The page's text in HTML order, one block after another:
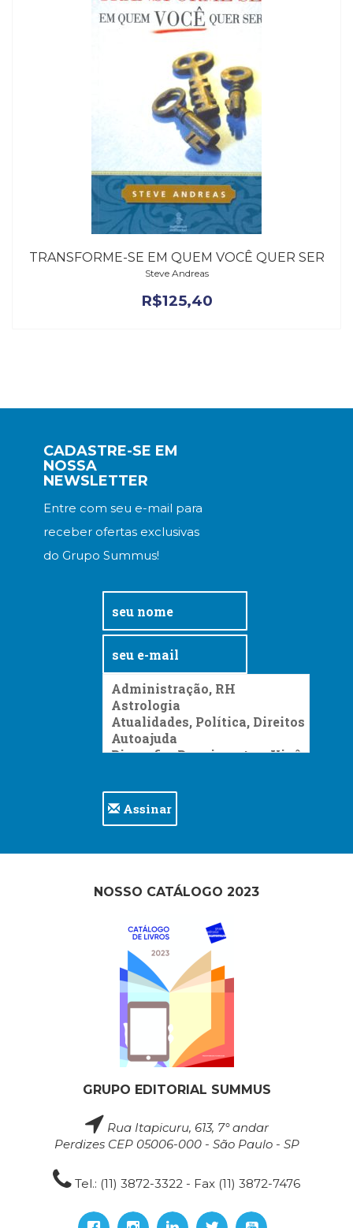
TRANSFORME-SE EM QUEM VOCÊ QUER SER
Steve Andreas
R$125,40
CADASTRE-SE EM
NOSSA
NEWSLETTER
Entre com seu e-mail para
receber ofertas exclusivas
do Grupo Summus!
Assinar
NOSSO CATÁLOGO 2023
GRUPO EDITORIAL SUMMUS
Rua Itapicuru, 613, 7° andar
Perdizes CEP 05006-000 - São Paulo - SP
Tel.: (11) 3872-3322 - Fax (11) 3872-7476